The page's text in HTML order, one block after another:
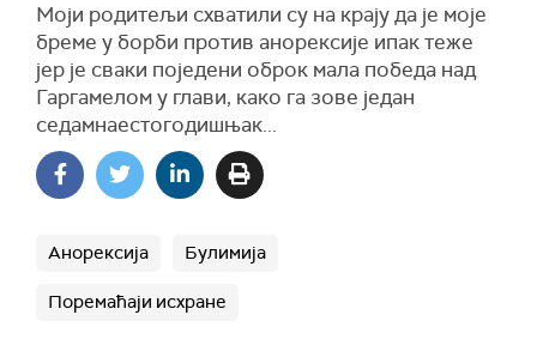
Моји родитељи схватили су на крају да је моје
бреме у борби против анорексије ипак теже
јер је сваки поједени оброк мала победа над
Гаргамелом у глави, како га зове један
седамнаестогодишњак...
Анорексија Булимија
Поремаћаји исхране